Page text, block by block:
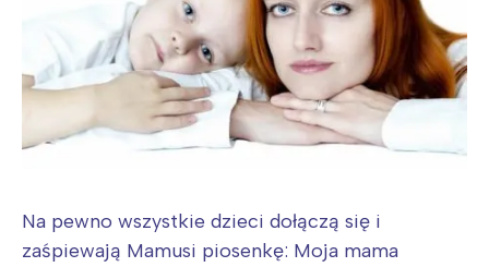
Na pewno wszystkie dzieci dołączą się i
zaśpiewają Mamusi piosenkę: Moja mama